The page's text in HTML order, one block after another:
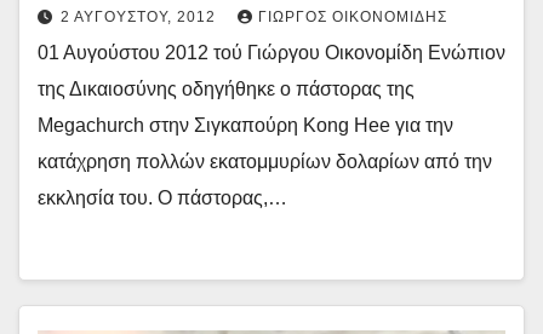
2 ΑΥΓΟΎΣΤΟΥ, 2012 ΓΙΏΡΓΟΣ ΟΙΚΟΝΟΜΊΔΗΣ
01 Αυγούστου 2012 τού Γιώργου Οικονομίδη Ενώπιον
της Δικαιοσύνης οδηγήθηκε ο πάστορας της
Μegachurch στην Σιγκαπούρη Kong Hee για την
κατάχρηση πολλών εκατομμυρίων δολαρίων από την
εκκλησία του. Ο πάστορας,…